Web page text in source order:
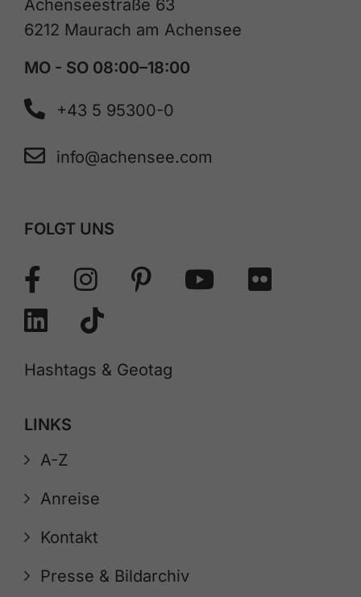
Achenseestraße 63
6212 Maurach am Achensee
MO - SO 08:00–18:00
+43 5 95300-0
info@achensee.com
FOLGT UNS
Hashtags & Geotag
LINKS
A-Z
Anreise
Kontakt
Presse & Bildarchiv